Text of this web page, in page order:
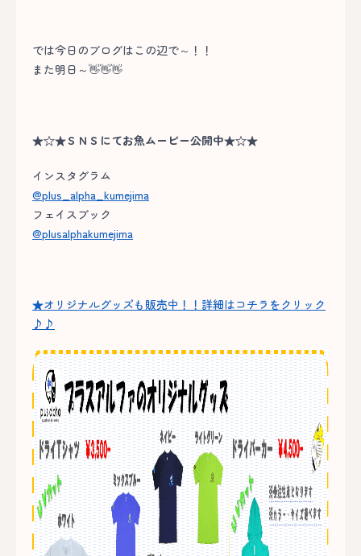
では今日のブログはこの辺で～！！
また明日～👋👋👋
★☆★ＳＮＳにてお魚ムービー公開中★☆★
インスタグラム
@plus_alpha_kumejima
フェイスブック
@plusalphakumejima
★オリジナルグッズも販売中！！詳細はコチラをクリック
♪♪